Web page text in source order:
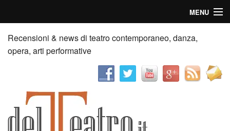
MENU
Home
Recensioni
News
Recensioni & news di teatro contemporaneo, danza,
opera, arti performative